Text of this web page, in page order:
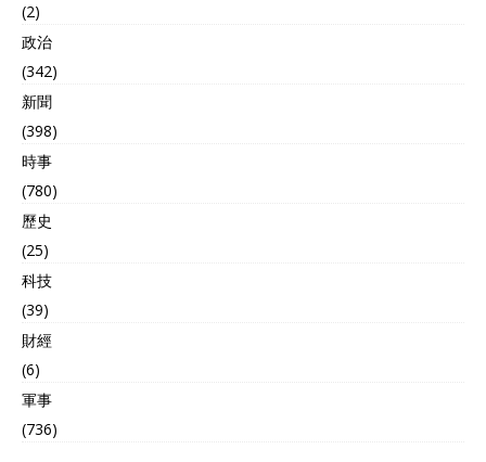
(2)
政治
(342)
新聞
(398)
時事
(780)
歷史
(25)
科技
(39)
財經
(6)
軍事
(736)